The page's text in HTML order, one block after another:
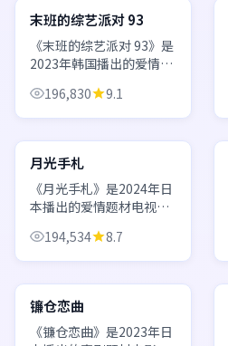
弧光清晰，作画与配乐均
属上乘。 欢迎通过...
韩国
末班的综艺派对 93
《末班的综艺派对 93》是
2023年韩国播出的爱情题
李到晛、李政宰、韩孝周
等主演。音乐与表演环节
明，互动感强。 欢迎通过
日韩电影电视剧...
196,830 9.1
日本
月光手札
《月光手札》是2024年日
本播出的爱情题材电视
结衣、石原里美、目黑莲
等主演。群像戏结构完
同一情感高潮。 欢迎通过
日韩电影电视剧在线播...
194,534 8.7
日本
镰仓恋曲
《镰仓恋曲》是2023年日